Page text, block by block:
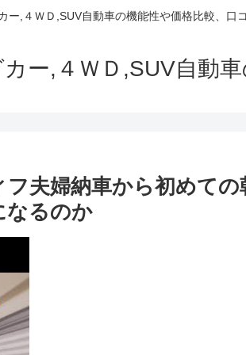
ー,４ＷＤ,SUV自動車の機能性や価格比較、口
ー,４ＷＤ,SUV自動
フ夫婦納車から初めての
なるのか